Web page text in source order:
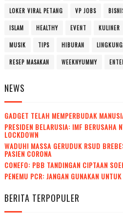
LOKER VIRAL PETANG VP JOBS
ISLAM HEALTHY EVENT KULINER
MUSIK TIPS HIBURAN
RESEP MASAKAN WEEKNYUMMY
NEWS
GADGET TELAH MEMPERBUDAK
PRESIDEN BELARUSIA: IMF BERUSAHA
LOCKDOWN
WADUH! MASSA GERUDUK RSUD
PASIEN CORONA
CONEFO: PBB TANDINGAN CIPTAAN
PENEMU PCR: JANGAN GUNAKAN
BERITA TERPOPULER